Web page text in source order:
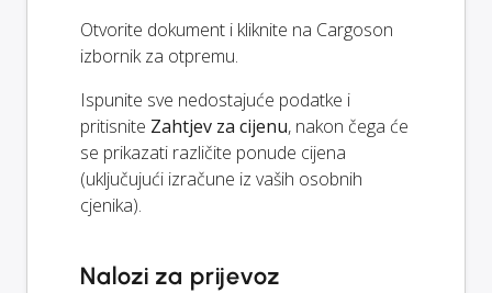
Otvorite dokument i kliknite na Cargoson
izbornik za otpremu.
Ispunite sve nedostajuće podatke i
pritisnite Zahtjev za cijenu, nakon čega će
se prikazati različite ponude cijena
(uključujući izračune iz vaših osobnih
cjenika).
Nalozi za prijevoz